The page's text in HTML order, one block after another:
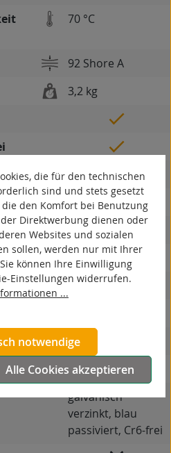
70 °C
92 Shore A
3,2 kg
Bockrolle
Stahlblech
galvanisch
verzinkt, blau
passiviert, Cr6-frei
die für den technischen
sind und stets gesetzt
den Komfort bei Benutzung
Direktwerbung dienen oder
Websites und sozialen
sollen, werden nur mit Ihrer
können Ihre Einwilligung
Einstellungen widerrufen.
...
notwendige
Alle Cookies akzeptieren